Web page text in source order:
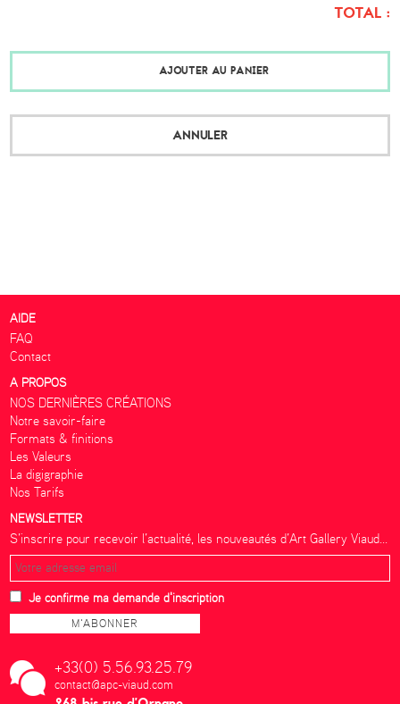
TOTAL :
ANNULER
AJOUTER AU PANIER
AIDE
FAQ
Contact
A PROPOS
NOS DERNIÈRES CRÉATIONS
Notre savoir-faire
Formats & finitions
Les Valeurs
La digigraphie
Nos Tarifs
NEWSLETTER
S’inscrire pour recevoir l’actualité, les nouveautés d’Art Gallery Viaud...
Je confirme ma demande d'inscription
+33(0) 5.56.93.25.79
contact@apc-viaud.com